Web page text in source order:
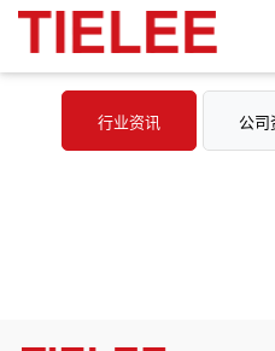
行业资讯 公司